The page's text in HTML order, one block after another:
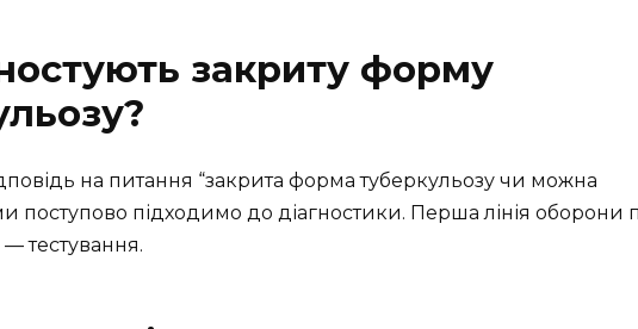
закриту форму
на питання “закрита форма туберкульозу чи можна
поступово підходимо до діагностики. Перша лінія оборони
тестування.